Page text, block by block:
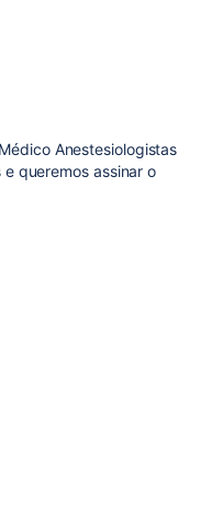
Anestesiologistas
queremos assinar o